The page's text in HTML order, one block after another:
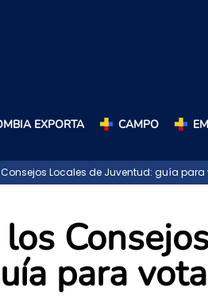
EXPORTA CAMPO
Locales de Juventud: guía para
para